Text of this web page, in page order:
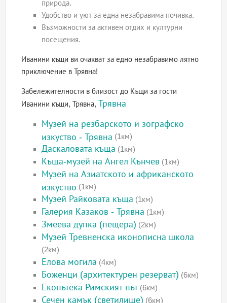
природа.
Удобство и уют за една незабравима почивка.
Възможности за активен отдих и културни
посещения.
Иванини къщи ви очакват за едно незабравимо лятно
приключение в Трявна!
Забележителности в близост до Къщи за гости
Иванини къщи, Трявна, Трявна
Музей на резбарското и зографско
изкуство - Трявна (1км)
Даскаловата къща (1км)
Къща-музей на Ангел Кънчев (1км)
Музей на Азиатското и африканското
изкуство (1км)
Музей Райковата къща (1км)
Галерия Казаков - Трявна (1км)
Змеева дупка (пещера) (2км)
Музей Тревненска иконописна школа
(2км)
Елова могила (4км)
Боженци (архитектурен резерват) (6км)
Екопътека Римският път(6км)
Сечен камък (светилище) (6км)